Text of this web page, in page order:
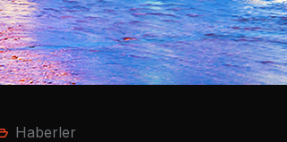
Haberler